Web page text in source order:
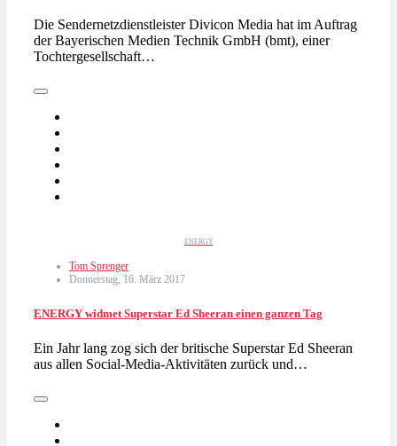
Die Sendernetzdienstleister Divicon Media hat im Auftrag
der Bayerischen Medien Technik GmbH (bmt), einer
Tochtergesellschaft…
ENERGY
Tom Sprenger
Donnerstag, 16. März 2017
ENERGY widmet Superstar Ed Sheeran einen ganzen Tag
Ein Jahr lang zog sich der britische Superstar Ed Sheeran
aus allen Social-Media-Aktivitäten zurück und…